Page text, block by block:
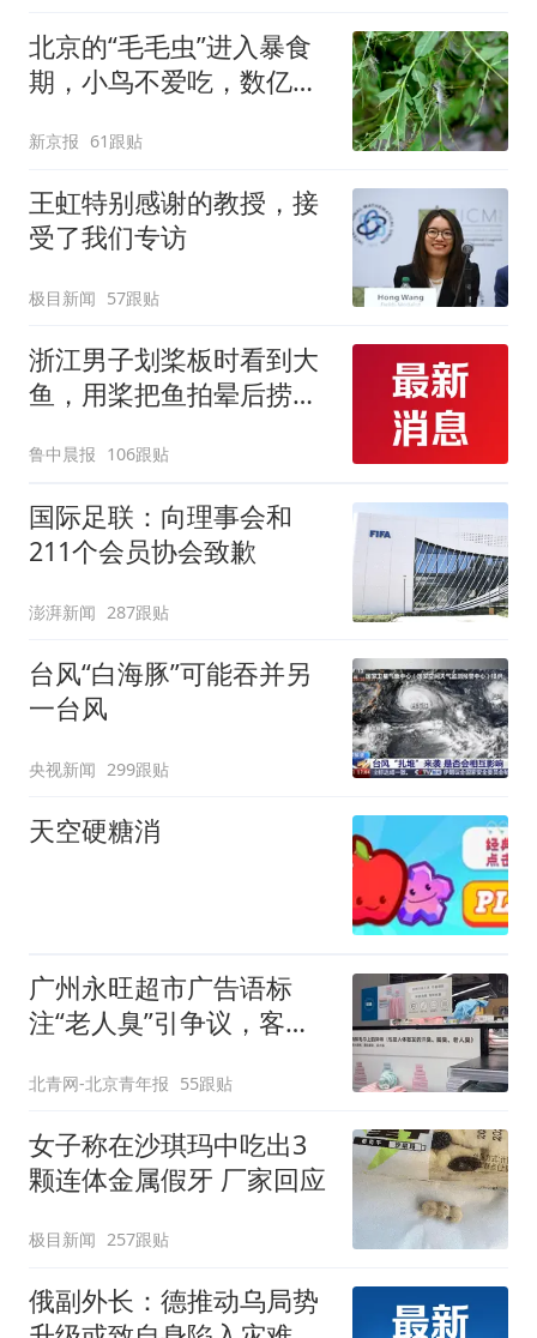
北京的“毛毛虫”进入暴食
期，小鸟不爱吃，数亿头
新京报 61跟贴
王虹特别感谢的教授，接
受了我们专访
极目新闻 57跟贴
浙江男子划桨板时看到大
鱼，用桨把鱼拍晕后捞
两，做成红烧辣子鱼块，
味道很好
鲁中晨报 106跟贴
国际足联：向理事会和
211个会员协会致歉
澎湃新闻 287跟贴
台风“白海豚”可能吞并另
一台风
央视新闻 299跟贴
天空硬糖消
广州永旺超市广告语标
注“老人臭”引争议，客服
北青网-北京青年报 55跟贴
女子称在沙琪玛中吃出3
颗连体金属假牙 厂家回应
极目新闻 257跟贴
俄副外长：德推动乌局势